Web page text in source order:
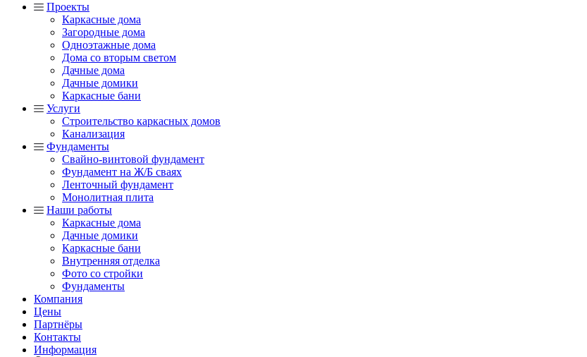
Проекты
Каркасные дома
Загородные дома
Одноэтажные дома
Дома со вторым светом
Дачные дома
Дачные домики
Каркасные бани
Услуги
Строительство каркасных домов
Канализация
Фундаменты
Свайно-винтовой фундамент
Фундамент на Ж/Б сваях
Ленточный фундамент
Монолитная плита
Наши работы
Каркасные дома
Дачные домики
Каркасные бани
Внутренняя отделка
Фото со стройки
Фундаменты
Компания
Цены
Партнёры
Контакты
Информация